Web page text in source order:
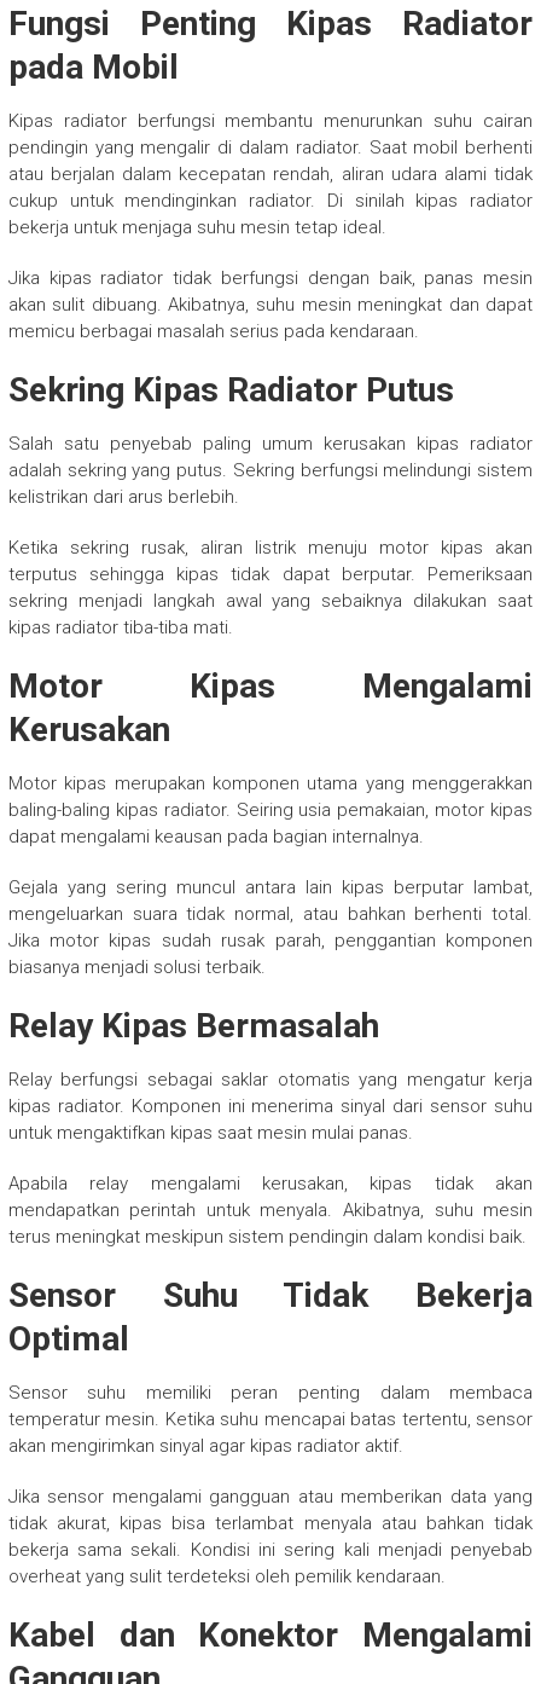
Fungsi Penting Kipas Radiator
pada Mobil
Kipas radiator berfungsi membantu menurunkan suhu cairan
pendingin yang mengalir di dalam radiator. Saat mobil berhenti
atau berjalan dalam kecepatan rendah, aliran udara alami tidak
cukup untuk mendinginkan radiator. Di sinilah kipas radiator
bekerja untuk menjaga suhu mesin tetap ideal.
Jika kipas radiator tidak berfungsi dengan baik, panas mesin
akan sulit dibuang. Akibatnya, suhu mesin meningkat dan dapat
memicu berbagai masalah serius pada kendaraan.
Sekring Kipas Radiator Putus
Salah satu penyebab paling umum kerusakan kipas radiator
adalah sekring yang putus. Sekring berfungsi melindungi sistem
kelistrikan dari arus berlebih.
Ketika sekring rusak, aliran listrik menuju motor kipas akan
terputus sehingga kipas tidak dapat berputar. Pemeriksaan
sekring menjadi langkah awal yang sebaiknya dilakukan saat
kipas radiator tiba-tiba mati.
Motor Kipas Mengalami
Kerusakan
Motor kipas merupakan komponen utama yang menggerakkan
baling-baling kipas radiator. Seiring usia pemakaian, motor kipas
dapat mengalami keausan pada bagian internalnya.
Gejala yang sering muncul antara lain kipas berputar lambat,
mengeluarkan suara tidak normal, atau bahkan berhenti total.
Jika motor kipas sudah rusak parah, penggantian komponen
biasanya menjadi solusi terbaik.
Relay Kipas Bermasalah
Relay berfungsi sebagai saklar otomatis yang mengatur kerja
kipas radiator. Komponen ini menerima sinyal dari sensor suhu
untuk mengaktifkan kipas saat mesin mulai panas.
Apabila relay mengalami kerusakan, kipas tidak akan
mendapatkan perintah untuk menyala. Akibatnya, suhu mesin
terus meningkat meskipun sistem pendingin dalam kondisi baik.
Sensor Suhu Tidak Bekerja
Optimal
Sensor suhu memiliki peran penting dalam membaca
temperatur mesin. Ketika suhu mencapai batas tertentu, sensor
akan mengirimkan sinyal agar kipas radiator aktif.
Jika sensor mengalami gangguan atau memberikan data yang
tidak akurat, kipas bisa terlambat menyala atau bahkan tidak
bekerja sama sekali. Kondisi ini sering kali menjadi penyebab
overheat yang sulit terdeteksi oleh pemilik kendaraan.
Kabel dan Konektor Mengalami